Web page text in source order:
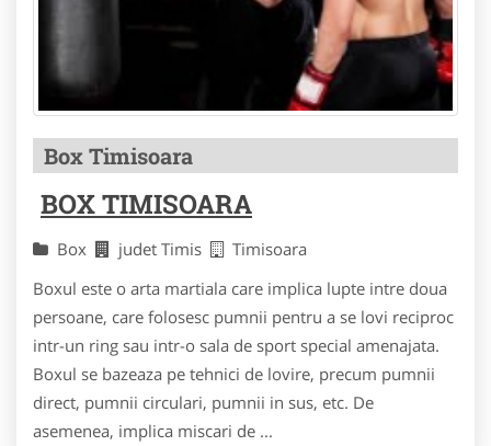
Box Timisoara
BOX TIMISOARA
Box judet Timis
Timisoara
Boxul este o arta martiala care implica lupte intre doua
persoane, care folosesc pumnii pentru a se lovi reciproc
intr-un ring sau intr-o sala de sport special amenajata.
Boxul se bazeaza pe tehnici de lovire, precum pumnii
direct, pumnii circulari, pumnii in sus, etc. De
asemenea, implica miscari de ...